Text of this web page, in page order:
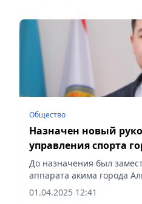
Общество
Назначен новый
управления спорта
До назначения был
аппарата акима города
Vecher.kz.
01.04.2025 12:41